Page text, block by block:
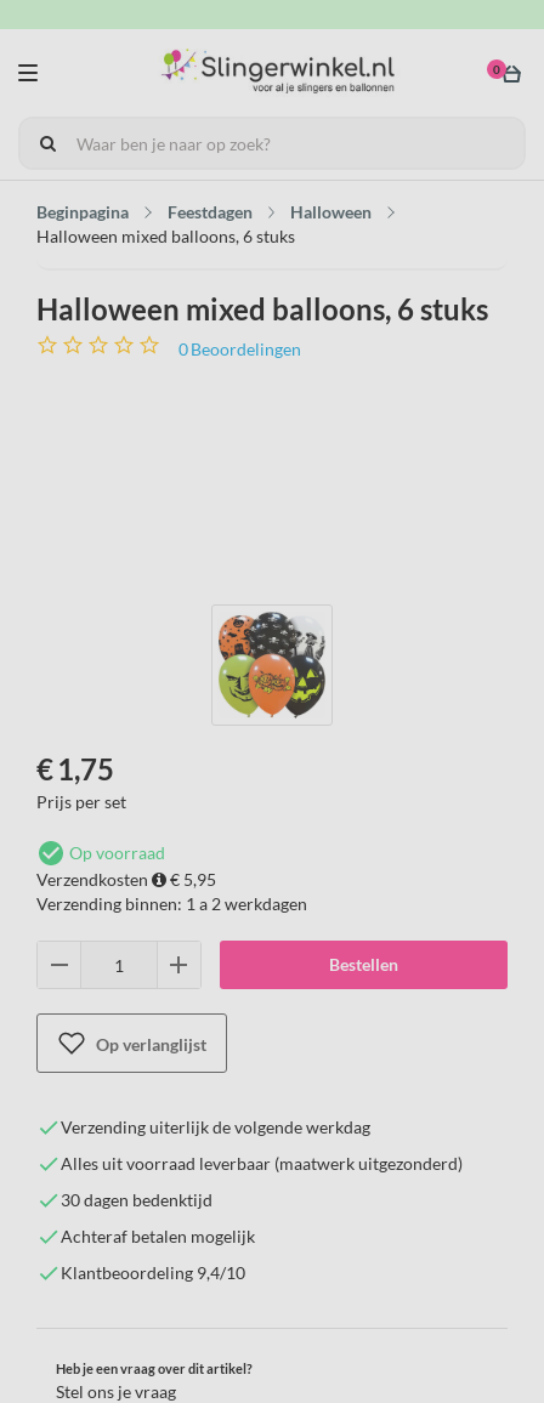
0
Beginpagina Feestdagen
Halloween
Halloween mixed balloons, 6 stuks
Halloween mixed balloons, 6 stuks
0Beoordelingen
€1,75
Prijs per set
Op voorraad
Verzendkosten
€ 5,95
Verzending binnen: 1 a 2 werkdagen
Bestellen
Op verlanglijst
Verzending uiterlijk de volgende werkdag
Alles uit voorraad leverbaar (maatwerk uitgezonderd)
30 dagen bedenktijd
Achteraf betalen mogelijk
Klantbeoordeling 9,4/10
Heb je een vraag over dit artikel?
Stel ons je vraag